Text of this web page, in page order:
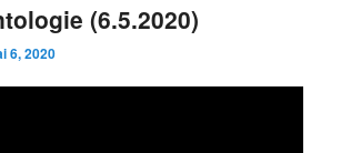
(6.5.2020)
6, 2020